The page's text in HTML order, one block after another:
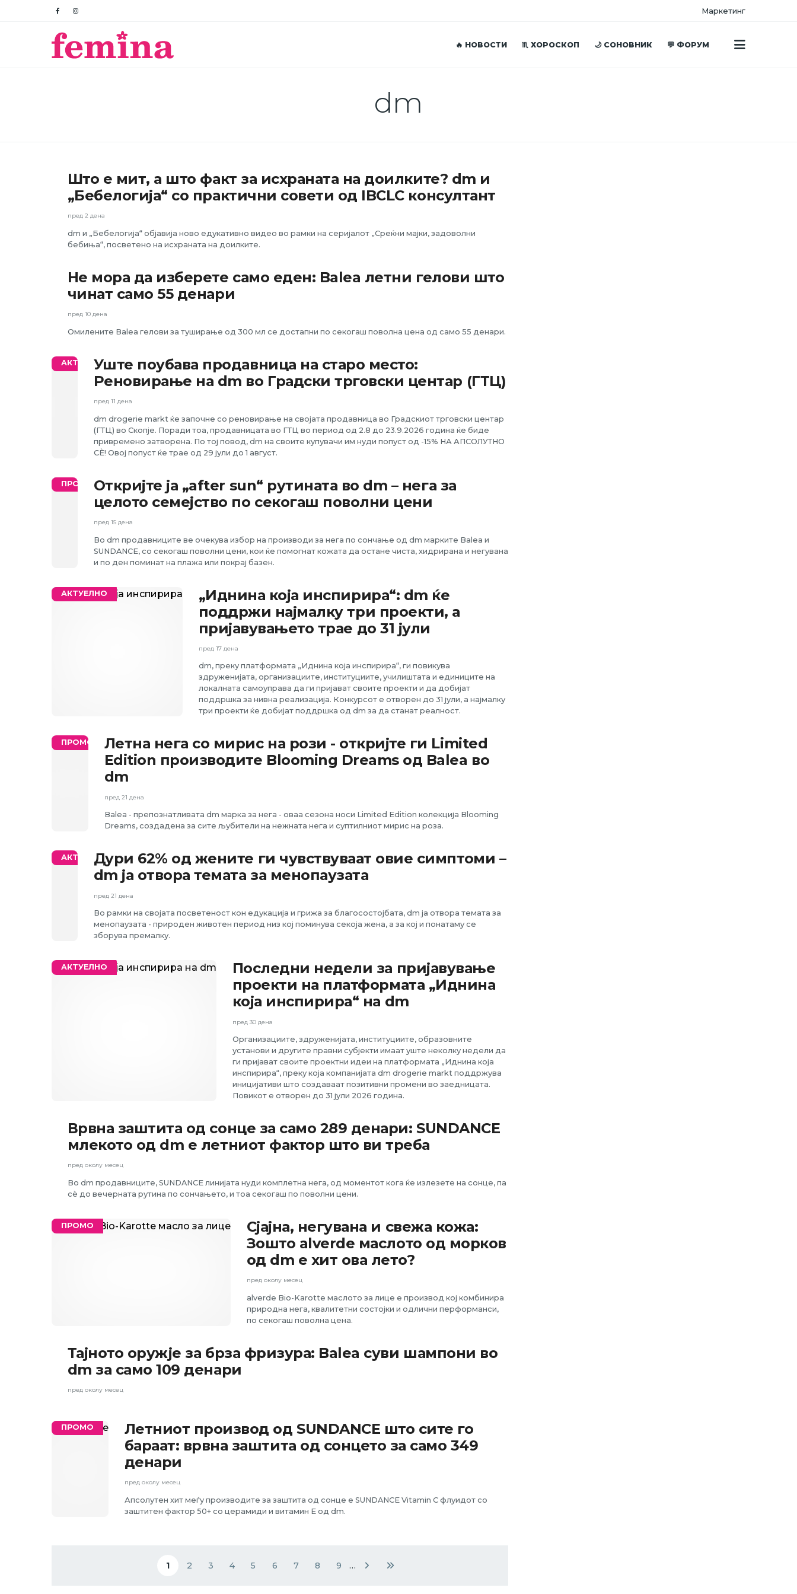
Маркетинг
🔥 НОВОСТИ ♏ ХОРОСКОП 🌙 СОНОВНИК 💬 ФОРУМ
dm
АКТУЕЛНО
Што е мит, а што факт за исхраната на доилките? dm и
„Бебелогија“ со практични совети од IBCLC консултант
пред 2 дена
dm и „Бебелогија“ објавија ново едукативно видео во рамки на серијалот „Среќни мајки, задоволни
бебиња“, посветено на исхраната на доилките.
ПРОМО
Не мора да изберете само еден: Balea летни гелови што
чинат само 55 денари
пред 10 дена
Омилените Balea гелови за туширање од 300 мл се достапни по секогаш поволна цена од само 55 денари.
АКТУЕЛНОУште поубава продавница на старо место:
Реновирање на dm во Градски трговски центар (ГТЦ)
пред 11 дена
dm drogerie markt ќе започне со реновирање на својата продавница во Градскиот трговски центар
(ГТЦ) во Скопје. Поради тоа, продавницата во ГТЦ во период од 2.8 до 23.9.2026 година ќе биде
привремено затворена. По тој повод, dm на своите купувачи им нуди попуст од -15% НА АПСОЛУТНО
СЀ! Овој попуст ќе трае од 29 јули до 1 август.
ПРОМО Откријте ја „after sun“ рутината во dm – нега за
целото семејство по секогаш поволни цени
пред 15 дена
Во dm продавниците ве очекува избор на производи за нега по сончање од dm марките Balea и
SUNDANCE, со секогаш поволни цени, кои ќе помогнат кожата да остане чиста, хидрирана и негувана
и по ден поминат на плажа или покрај базен.
АКТУЕЛНО
„Иднина која инспирира“: dm ќе
поддржи најмалку три проекти, а
пријавувањето трае до 31 јули
пред 17 дена
dm, преку платформата „Иднина која инспирира“, ги повикува
здруженијата, организациите, институциите, училиштата и единиците на
локалната самоуправа да ги пријават своите проекти и да добијат
поддршка за нивна реализација. Конкурсот е отворен до 31 јули, а најмалку
три проекти ќе добијат поддршка од dm за да станат реалност.
ПРОМО
Летна нега со мирис на рози - откријте ги Limited
Edition производите Blooming Dreams од Balea во
dm
пред 21 дена
Balea - препознатливата dm марка за нега - оваа сезона носи Limited Edition колекција Blooming
Dreams, создадена за сите љубители на нежната нега и суптилниот мирис на роза.
АКТУЕЛНОДури 62% од жените ги чувствуваат овие симптоми –
dm ја отвора темата за менопаузата
пред 21 дена
Во рамки на својата посветеност кон едукација и грижа за благосостојбата, dm ја отвора темата за
менопаузата - природен животен период низ кој поминува секоја жена, а за кој и понатаму се
зборува премалку.
АКТУЕЛНО
Последни недели за пријавување
проекти на платформата „Иднина
која инспирира“ на dm
пред 30 дена
Организациите, здруженијата, институциите, образовните
установи и другите правни субјекти имаат уште неколку недели да
ги пријават своите проектни идеи на платформата „Иднина која
инспирира“, преку која компанијата dm drogerie markt поддржува
иницијативи што создаваат позитивни промени во заедницата.
Повикот е отворен до 31 јули 2026 година.
ПРОМО
Врвна заштита од сонце за само 289 денари: SUNDANCE
млекото од dm е летниот фактор што ви треба
пред околу месец
Во dm продавниците, SUNDANCE линијата нуди комплетна нега, од моментот кога ќе излезете на сонце, па
сè до вечерната рутина по сончањето, и тоа секогаш по поволни цени.
ПРОМО
Сјајна, негувана и свежа кожа:
Зошто alverde маслото од морков
од dm е хит ова лето?
пред околу месец
alverde Bio-Karotte маслото за лице e производ кој комбинира
природна нега, квалитетни состојки и одлични перформанси,
по секогаш поволна цена.
ПРОМО
Тајното оружје за брза фризура: Balea суви шампони во
dm за само 109 денари
пред околу месец
ПРОМО
Летниот производ од SUNDANCE што сите го
бараат: врвна заштита од сонцето за само 349
денари
пред околу месец
Апсолутен хит меѓу производите за заштита од сонце е SUNDANCE Vitamin C флуидот со
заштитен фактор 50+ со церамиди и витамин Е од dm.
Current page
1 Page
2 Page
3 Page
4 Page
5 Page
6 Page
7 Page
8 Page
9 … Next pageLast page